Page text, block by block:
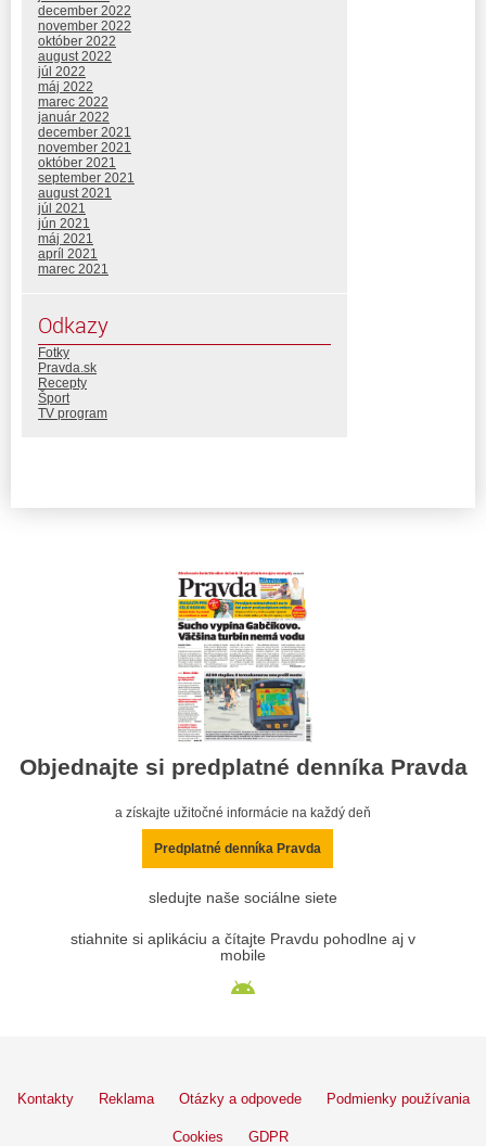
december 2022
november 2022
október 2022
august 2022
júl 2022
máj 2022
marec 2022
január 2022
december 2021
november 2021
október 2021
september 2021
august 2021
júl 2021
jún 2021
máj 2021
apríl 2021
marec 2021
Odkazy
Fotky
Pravda.sk
Recepty
Šport
TV program
Objednajte si predplatné denníka Pravda
a získajte užitočné informácie na každý deň
Predplatné denníka Pravda
sledujte naše sociálne siete
stiahnite si aplikáciu a čítajte Pravdu pohodlne aj v
mobile
Kontakty Reklama Otázky a odpovede Podmienky používania
Cookies GDPR